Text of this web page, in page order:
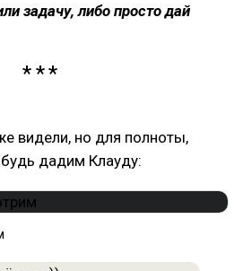
задачу, либо просто дай
видели, но для полноты,
дадим Клауду: